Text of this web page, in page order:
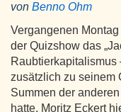
von Benno Ohm
Vergangenen
der Quizshow das
Raubtierkapitalismus
zusätzlich zu seinem
Summen der
hatte. Moritz Eckert